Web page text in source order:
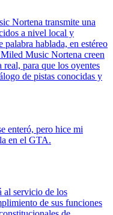
Nortena transmite una
a nivel local y
hablada, en estéreo
Music Nortena creen
para que los oyentes
de pistas conocidas y
enteró, pero hice mi
en el GTA.
al servicio de los
de sus funciones